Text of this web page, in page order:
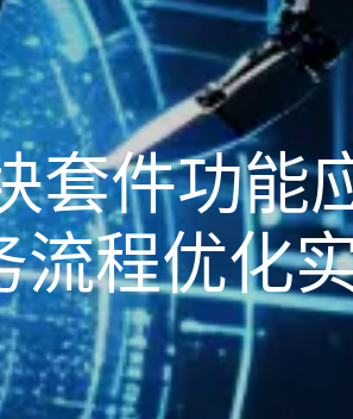
套件功能
流程优化